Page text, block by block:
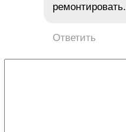
ремонтировать.
Ответить